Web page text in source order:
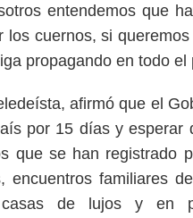
entendemos que
los cuernos, si
propagando en todo el
afirmó que el
por 15 días y esperar
que se han registrado
encuentros familiares
de lujos y en